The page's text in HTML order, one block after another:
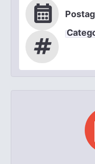
calendar_month
tag